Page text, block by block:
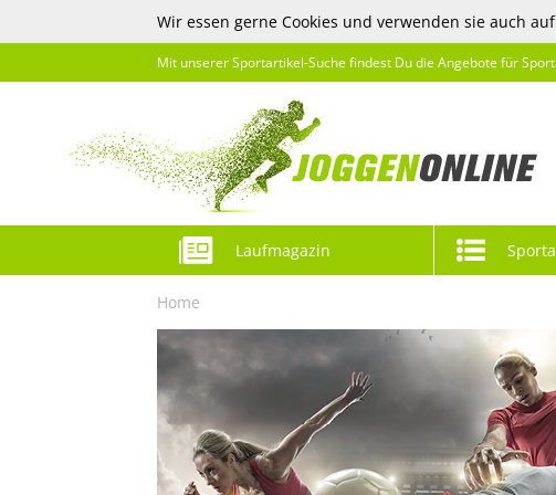
Wir essen gerne Cookies und verwenden sie auch
Mit unserer Sportartikel-Suche findest Du die Angebote für
Laufmagazin
Home